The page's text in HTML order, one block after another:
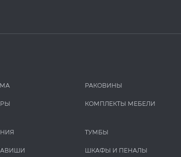
РАКОВИНЫ
КОМПЛЕКТЫ МЕБЕЛИ
ТУМБЫ
ШКАФЫ И ПЕНАЛЫ